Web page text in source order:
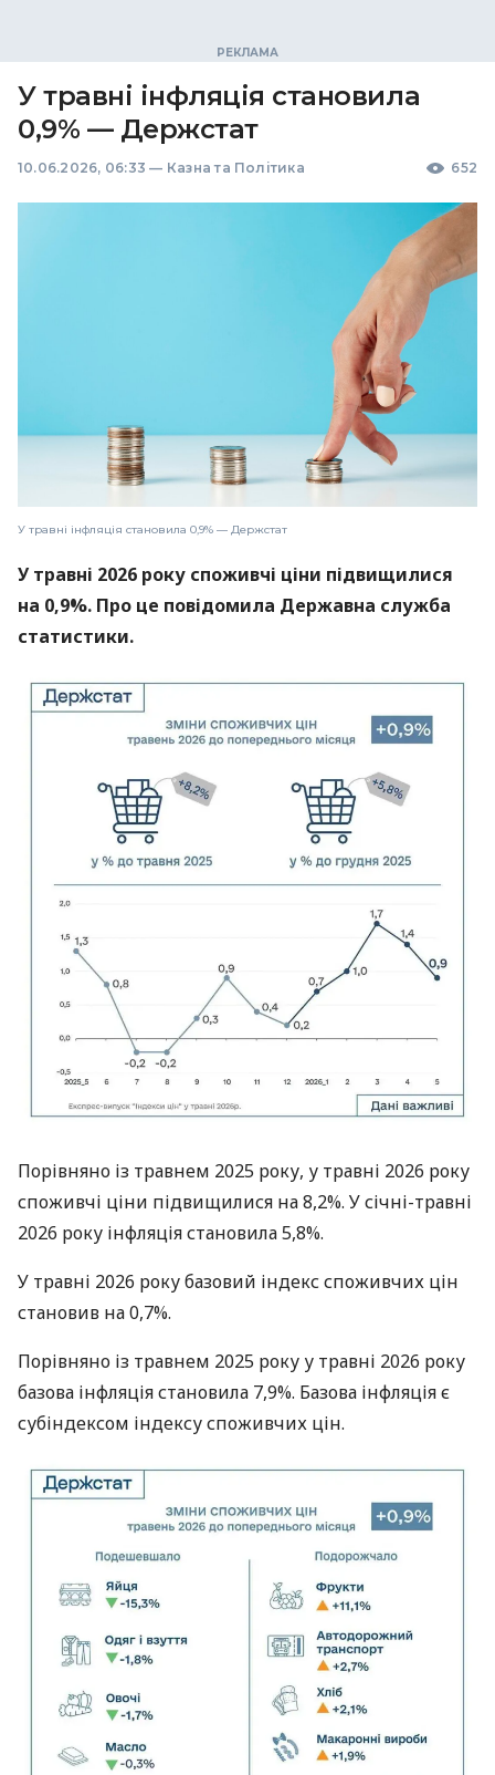
У травні інфляція становила
0,9% — Держстат
10.06.2026, 06:33 — Казна та Політика 652
У травні інфляція становила 0,9% — Держстат
У травні 2026 року споживчі ціни підвищилися
на 0,9%. Про це повідомила Державна служба
статистики.
Порівняно із травнем 2025 року, у травні 2026 року
споживчі ціни підвищилися на 8,2%. У січні-травні
2026 року інфляція становила 5,8%.
У травні 2026 року базовий індекс споживчих цін
становив на 0,7%.
Порівняно із травнем 2025 року у травні 2026 року
базова інфляція становила 7,9%. Базова інфляція є
субіндексом індексу споживчих цін.